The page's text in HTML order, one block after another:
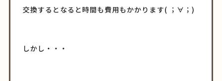
交換するとなると時間も費用もかかります( ；∀；)
しかし・・・